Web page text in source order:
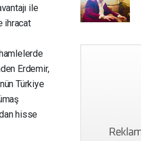
ile
ihracat
Erdemir,
Türkiye
hisse